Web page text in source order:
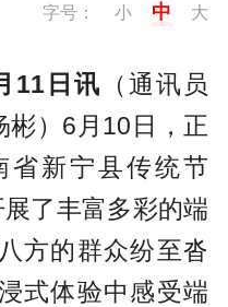
字号： 小 中 大
11日讯 （通讯员
彬）6月10日，正
省新宁县传统节
展了丰富多彩的端
方的群众纷至沓
式体验中感受端